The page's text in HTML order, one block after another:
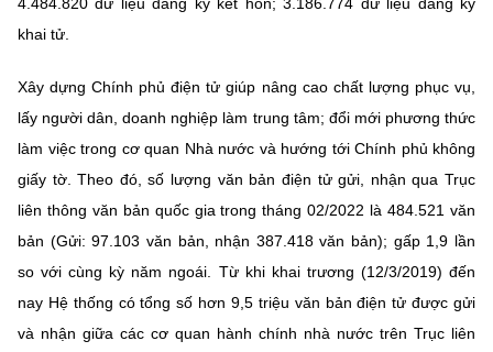
khai tử.
Xây dựng Chính phủ điện tử giúp nâng cao chất lượng phục vụ,
lấy người dân, doanh nghiệp làm trung tâm; đổi mới phương thức
làm việc trong cơ quan Nhà nước và hướng tới Chính phủ không
giấy tờ. Theo đó, số lượng văn bản điện tử gửi, nhận qua Trục
liên thông văn bản quốc gia trong tháng 02/2022 là 484.521 văn
bản (Gửi: 97.103 văn bản, nhận 387.418 văn bản); gấp 1,9 lần
so với cùng kỳ năm ngoái. Từ khi khai trương (12/3/2019) đến
nay Hệ thống có tổng số hơn 9,5 triệu văn bản điện tử được gửi
và nhận giữa các cơ quan hành chính nhà nước trên Trục liên